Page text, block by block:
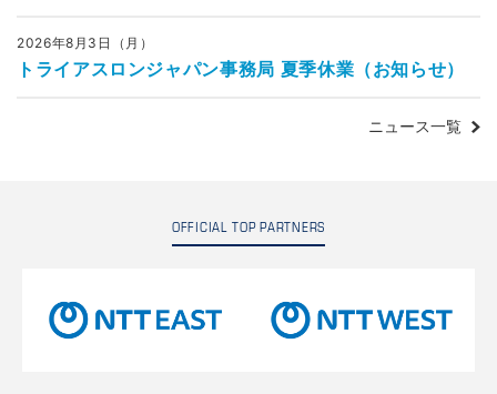
2026年8月3日（月）
トライアスロンジャパン事務局 夏季休業（お知らせ）
ニュース一覧
OFFICIAL TOP PARTNERS